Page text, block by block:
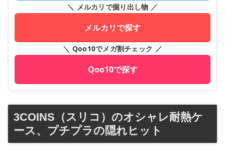
＼ メルカリで掘り出し物 ／
メルカリで探す
＼ Qoo10でメガ割チェック ／
Qoo10で探す
3COINS（スリコ）のオシャレ耐熱ケ
ース、プチプラの隠れヒット